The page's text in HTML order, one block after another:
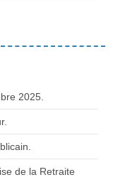
2025.
de la Retraite